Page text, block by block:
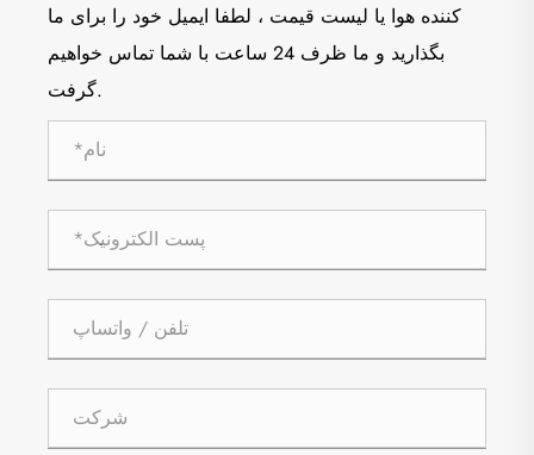
کننده هوا یا لیست قیمت ، لطفا ایمیل خود را برای ما
بگذارید و ما ظرف 24 ساعت با شما تماس خواهیم
گرفت.